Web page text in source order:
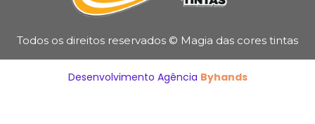
Todos os direitos reservados © Magia das cores tintas
Desenvolvimento Agência Byhands